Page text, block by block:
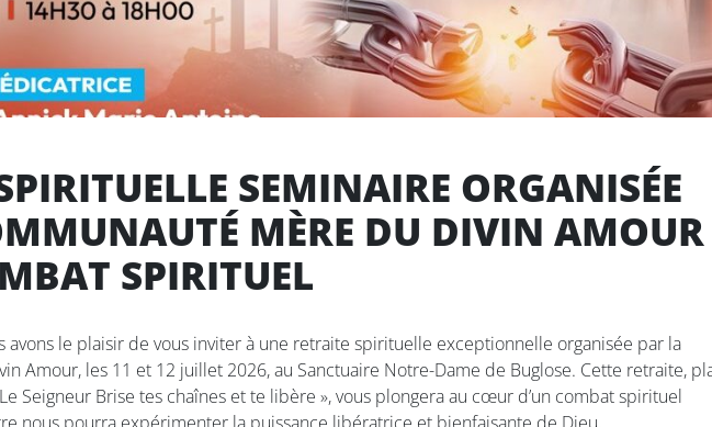
SEMINAIRE ORGANISÉE
MÈRE DU DIVIN AMOUR
SPIRITUEL
avons le plaisir de vous inviter à une retraite spirituelle exceptionnelle organisée par la
Amour, les 11 et 12 juillet 2026, au Sanctuaire Notre-Dame de Buglose. Cette retraite,
Seigneur Brise tes chaînes et te libère », vous plongera au cœur d’un combat spirituel